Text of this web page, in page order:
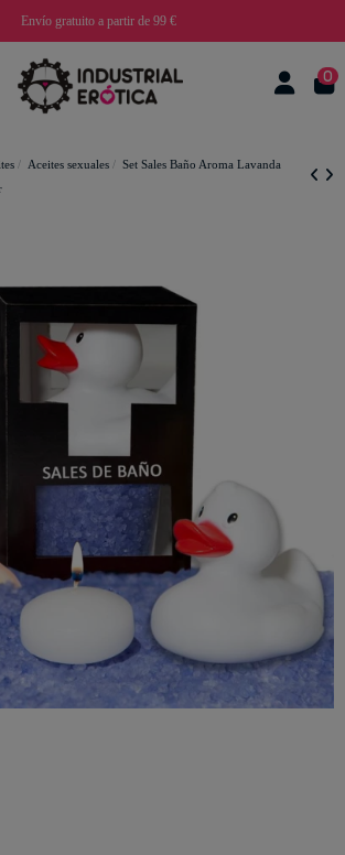
Envío gratuito a partir de 99 €
0
Aceites sexuales
Set Sales Baño Aroma Lavanda